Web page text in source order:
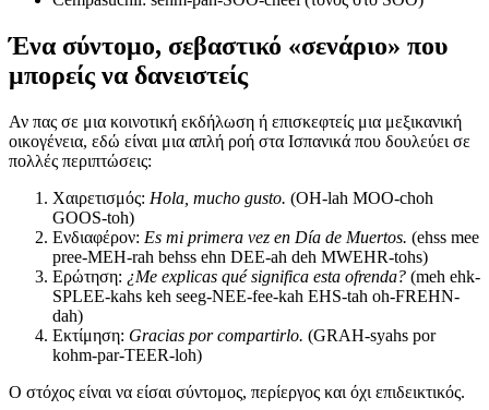
Ένα σύντομο, σεβαστικό «σενάριο» που
μπορείς να δανειστείς
Αν πας σε μια κοινοτική εκδήλωση ή επισκεφτείς μια μεξικανική
οικογένεια, εδώ είναι μια απλή ροή στα Ισπανικά που δουλεύει σε
πολλές περιπτώσεις:
Χαιρετισμός: Hola, mucho gusto. (OH-lah MOO-choh
GOOS-toh)
Ενδιαφέρον: Es mi primera vez en Día de Muertos. (ehss mee
pree-MEH-rah behss ehn DEE-ah deh MWEHR-tohs)
Ερώτηση: ¿Me explicas qué significa esta ofrenda? (meh ehk-
SPLEE-kahs keh seeg-NEE-fee-kah EHS-tah oh-FREHN-
dah)
Εκτίμηση: Gracias por compartirlo. (GRAH-syahs por
kohm-par-TEER-loh)
Ο στόχος είναι να είσαι σύντομος, περίεργος και όχι επιδεικτικός.